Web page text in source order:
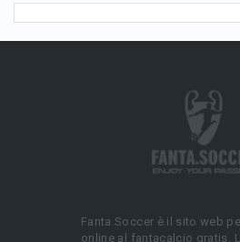
Fanta.Soccer è il sito web
online al fantacalcio gratis.